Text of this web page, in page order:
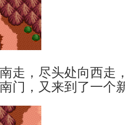
走，尽头处向西走
门，又来到了一个